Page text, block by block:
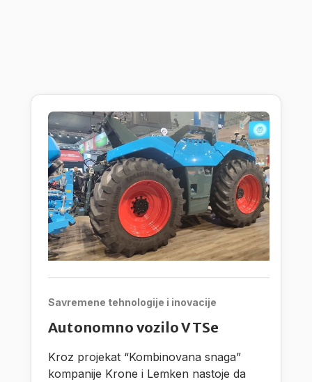
Savremene tehnologije i inovacije
Autonomno vozilo VTSe
Kroz projekat “Kombinovana snaga”
kompanije Krone i Lemken nastoje da